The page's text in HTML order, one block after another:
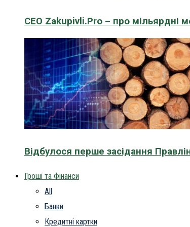
CEO Zakupivli.Pro – про мільярдні
Відбулося перше засідання
Гроші та Фінанси
All
Банки
Кредитні картки